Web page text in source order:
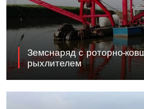
Земснаряд с роторно-
рыхлителем